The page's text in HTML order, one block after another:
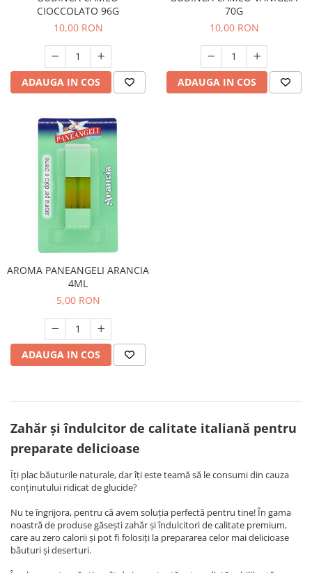
Bere italiana
Bauturi aperitive, alcoolice
Apa italiana
Sucuri si bauturi racoritoare
Panettone cozonac italian,
Pandoro si Balocco
Produse fara gluten
Produse de panificatie
Produse de patiserie
CIOCCOLATO 96G
10,00 RON
ADAUGA IN COS
70G
10,00 RON
ADAUGA IN COS
AROMA PANEANGELI ARANCIA
4ML
5,00 RON
ADAUGA IN COS
Zahăr și îndulcitor de calitate italiană pentru
preparate delicioase
Îți plac băuturile naturale, dar îți este teamă să le consumi din cauza
conținutului ridicat de glucide?
Nu te îngrijora, pentru că avem soluția perfectă pentru tine! În gama
noastră de produse găsești zahăr și îndulcitori de calitate premium,
care au zero calorii și pot fi folosiți la prepararea celor mai delicioase
băuturi și deserturi.